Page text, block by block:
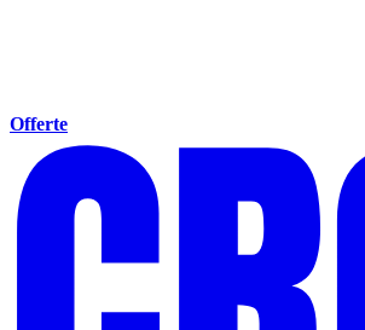
Offerte